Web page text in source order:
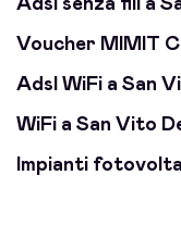
Adsl senza fili a
Voucher MIMIT
Adsl WiFi a San
WiFi a San Vito
Impianti